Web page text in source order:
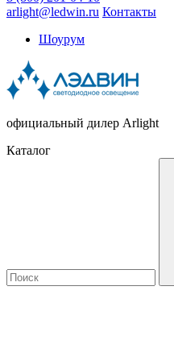
arlight@ledwin.ru Контакты
Шоурум
официальный дилер Arlight
Каталог